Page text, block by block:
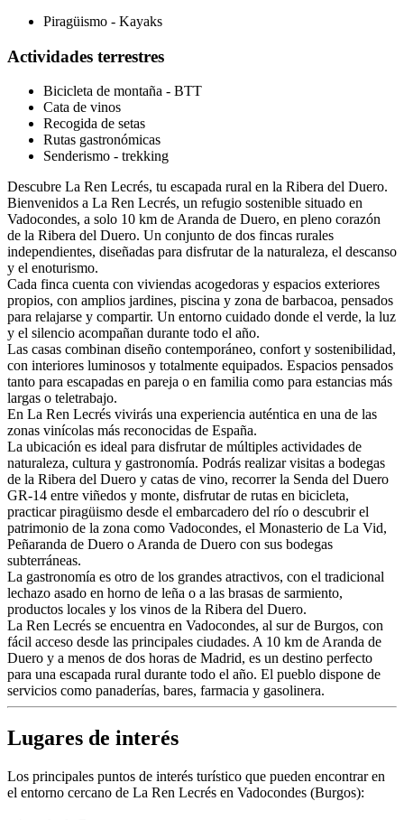
Piragüismo - Kayaks
Actividades terrestres
Bicicleta de montaña - BTT
Cata de vinos
Recogida de setas
Rutas gastronómicas
Senderismo - trekking
Descubre La Ren Lecrés, tu escapada rural en la Ribera del Duero.
Bienvenidos a La Ren Lecrés, un refugio sostenible situado en
Vadocondes, a solo 10 km de Aranda de Duero, en pleno corazón
de la Ribera del Duero. Un conjunto de dos fincas rurales
independientes, diseñadas para disfrutar de la naturaleza, el descanso
y el enoturismo.
Cada finca cuenta con viviendas acogedoras y espacios exteriores
propios, con amplios jardines, piscina y zona de barbacoa, pensados
para relajarse y compartir. Un entorno cuidado donde el verde, la luz
y el silencio acompañan durante todo el año.
Las casas combinan diseño contemporáneo, confort y sostenibilidad,
con interiores luminosos y totalmente equipados. Espacios pensados
tanto para escapadas en pareja o en familia como para estancias más
largas o teletrabajo.
En La Ren Lecrés vivirás una experiencia auténtica en una de las
zonas vinícolas más reconocidas de España.
La ubicación es ideal para disfrutar de múltiples actividades de
naturaleza, cultura y gastronomía. Podrás realizar visitas a bodegas
de la Ribera del Duero y catas de vino, recorrer la Senda del Duero
GR-14 entre viñedos y monte, disfrutar de rutas en bicicleta,
practicar piragüismo desde el embarcadero del río o descubrir el
patrimonio de la zona como Vadocondes, el Monasterio de La Vid,
Peñaranda de Duero o Aranda de Duero con sus bodegas
subterráneas.
La gastronomía es otro de los grandes atractivos, con el tradicional
lechazo asado en horno de leña o a las brasas de sarmiento,
productos locales y los vinos de la Ribera del Duero.
La Ren Lecrés se encuentra en Vadocondes, al sur de Burgos, con
fácil acceso desde las principales ciudades. A 10 km de Aranda de
Duero y a menos de dos horas de Madrid, es un destino perfecto
para una escapada rural durante todo el año. El pueblo dispone de
servicios como panaderías, bares, farmacia y gasolinera.
Lugares de interés
Los principales puntos de interés turístico que pueden encontrar en
el entorno cercano de La Ren Lecrés en Vadocondes (Burgos):